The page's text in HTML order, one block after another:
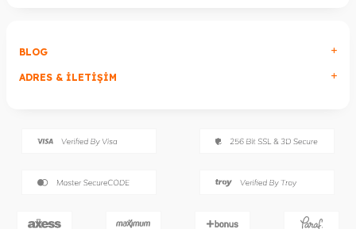
BLOG
ADRES & İLETIŞIM